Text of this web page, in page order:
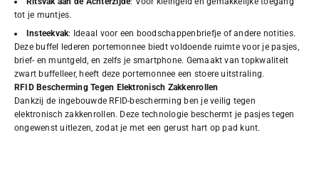
tot je muntjes.
Insteekvak: Ideaal voor een boodschappenbriefje of andere notities.
Deze buffel lederen portemonnee biedt voldoende ruimte voor je pasjes,
brief- en muntgeld, en zelfs je smartphone. Gemaakt van topkwaliteit
zwart buffelleer, heeft deze portemonnee een stoere uitstraling.
RFID Bescherming Tegen Elektronisch Zakkenrollen
Dankzij de ingebouwde RFID-bescherming ben je veilig tegen
elektronisch zakkenrollen. Deze technologie beschermt je pasjes tegen
ongewenst uitlezen, zodat je met een gerust hart op pad kunt.